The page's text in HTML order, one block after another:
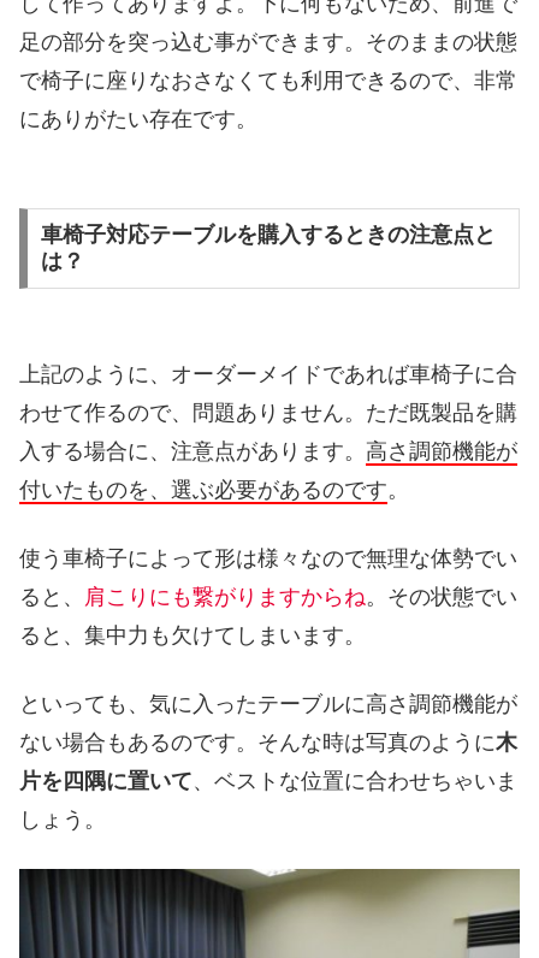
足の部分を突っ込む事ができます。そのままの状態
で椅子に座りなおさなくても利用できるので、非常
にありがたい存在です。
車椅子対応テーブルを購入するときの注意点と
は？
上記のように、オーダーメイドであれば車椅子に合
わせて作るので、問題ありません。ただ既製品を購
入する場合に、注意点があります。 高さ調節機能が
付いたものを、選ぶ必要があるのです。
使う車椅子によって形は様々なので無理な体勢でい
ると、 肩こりにも繋がりますからね。その状態でい
ると、集中力も欠けてしまいます。
といっても、気に入ったテーブルに高さ調節機能が
ない場合もあるのです。そんな時は写真のように木
片を四隅に置いて、ベストな位置に合わせちゃいま
しょう。